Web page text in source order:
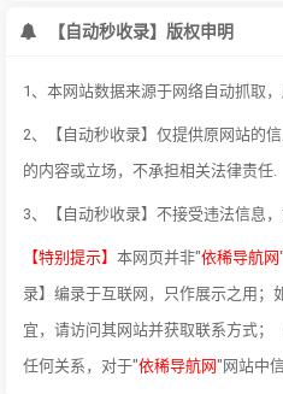
【自动秒收录】版权申明
1、本网站数据来源于网络自动抓取，
2、【自动秒收录】仅提供原网站的
的内容或立场，不承担相关法律责任.
3、【自动秒收录】不接受违法信息，
【特别提示】 本网页并非"依稀导航网
录】编录于互联网，只作展示之用；
宜，请访问其网站并获取联系方式；
任何关系，对于"依稀导航网"网站中